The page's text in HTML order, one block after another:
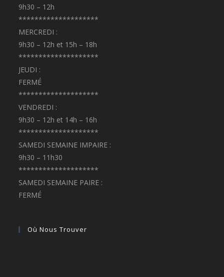
9h30 – 12h
********************
MERCREDI :
9h30 – 12h et 15h – 18h
********************
JEUDI :
FERMÉ
********************
VENDREDI :
9h30 – 12h et 14h – 16h
********************
SAMEDI SEMAINE IMPAIRE :
9h30 – 11h30
********************
SAMEDI SEMAINE PAIRE :
FERMÉ
Où Nous Trouver